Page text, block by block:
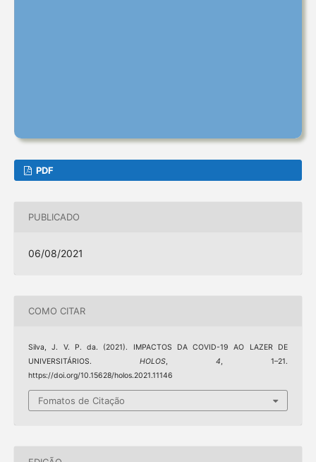
PDF
PUBLICADO
06/08/2021
COMO CITAR
Silva, J. V. P. da. (2021). IMPACTOS DA COVID-19 AO LAZER DE
UNIVERSITÁRIOS. HOLOS,4, 1–21.
https://doi.org/10.15628/holos.2021.11146
Fomatos de Citação